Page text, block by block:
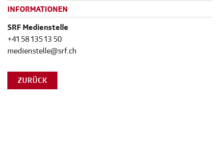
INFORMATIONEN
SRF Medienstelle
+41 58 135 13 50
medienstelle@srf.ch
ZURÜCK